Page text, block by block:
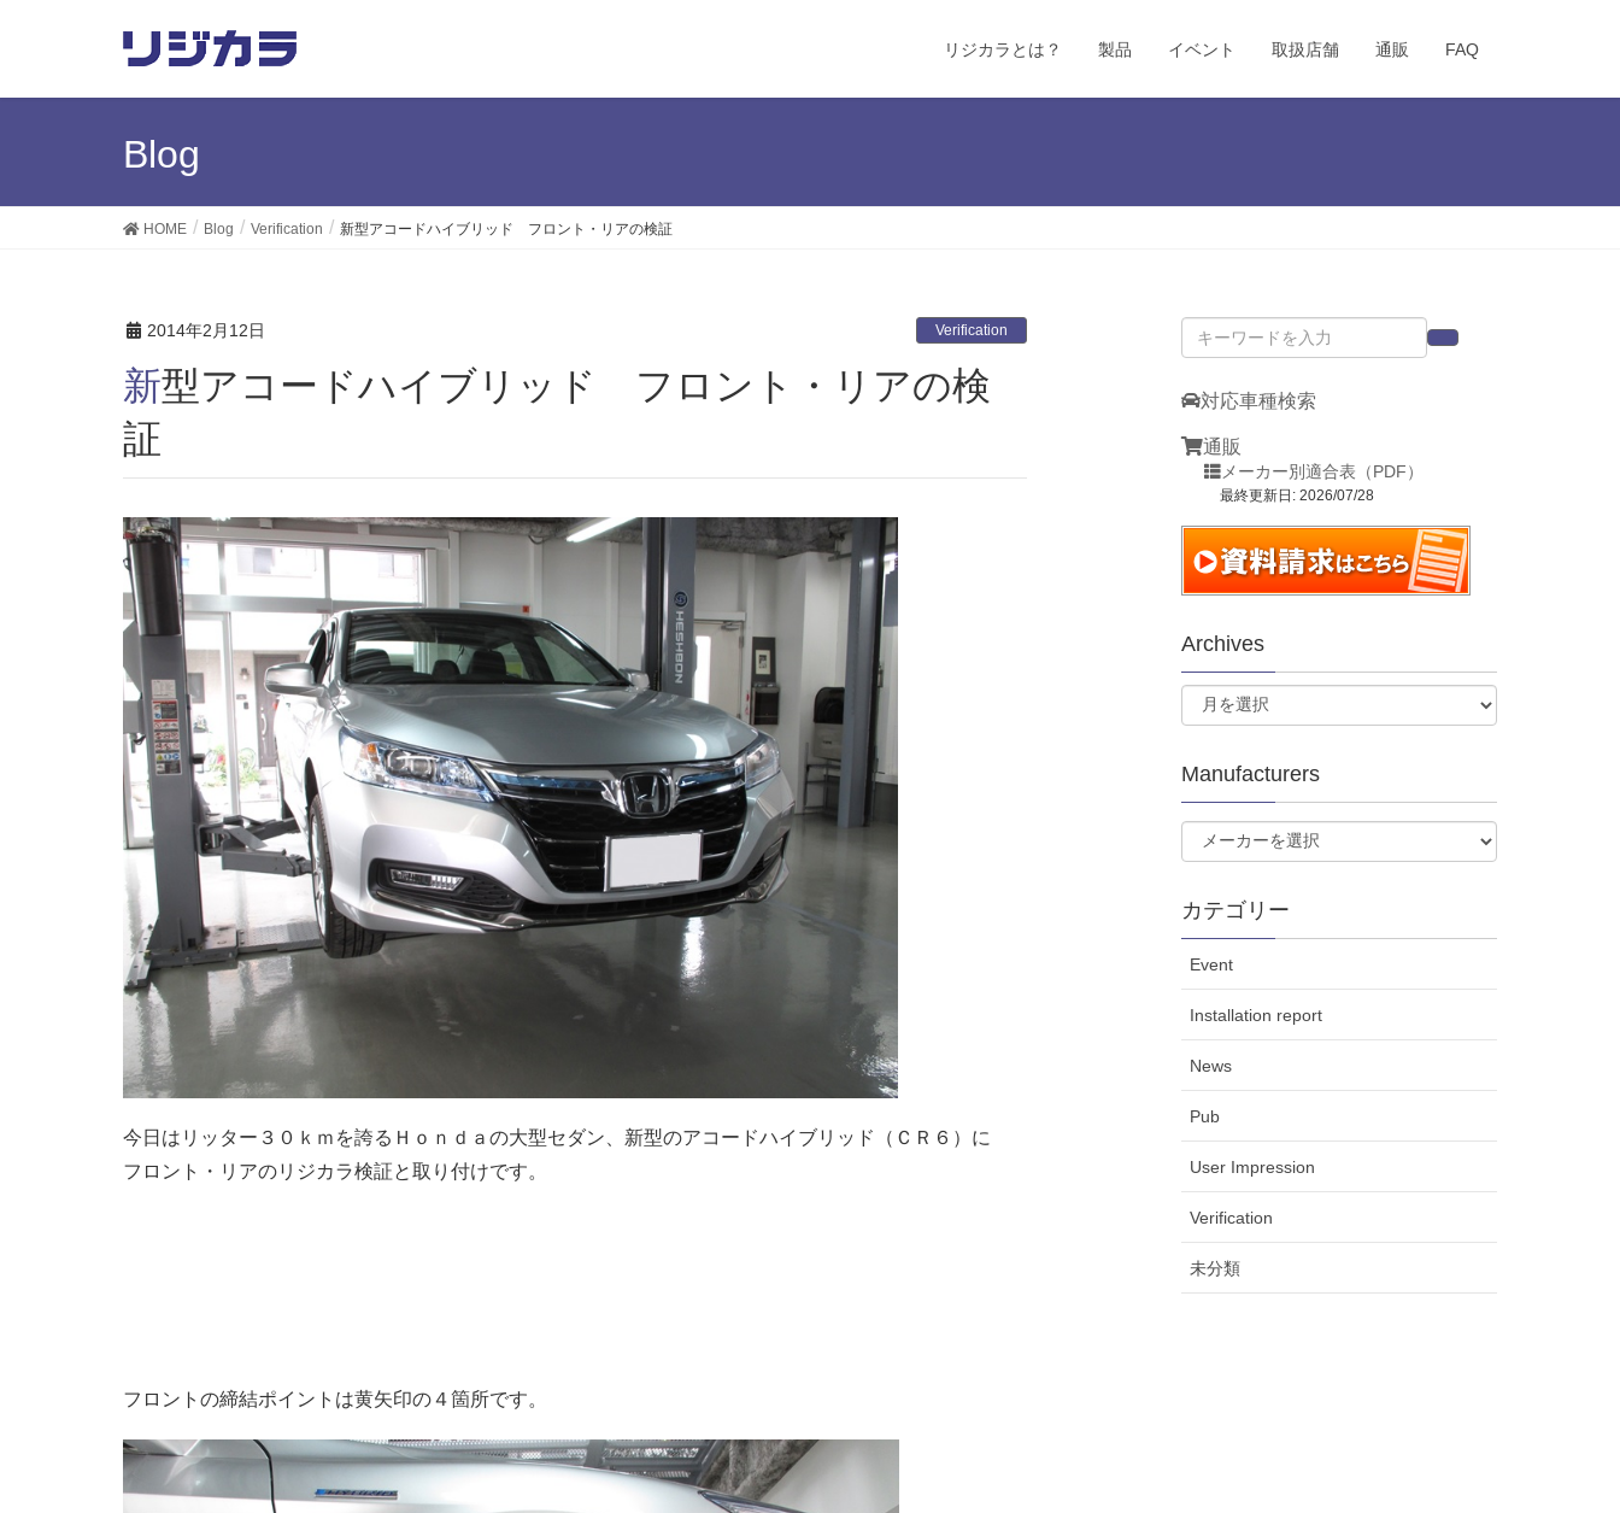
リジカラとは？ 製品 イベント 取扱店舗 通販 FAQ
Blog
HOME Blog Verification 新型アコードハイブリッド フロント・リアの検証
2014年2月12日 Verification
新型アコードハイブリッド フロント・リアの検
証
今日はリッター３０ｋｍを誇るＨｏｎｄａの大型セダン、新型のアコードハイブリッド（ＣＲ６）に
フロント・リアのリジカラ検証と取り付けです。
フロントの締結ポイントは黄矢印の４箇所です。
対応車種検索
通販
メーカー別適合表（PDF）
最終更新日: 2026/07/28
Archives
Manufacturers
カテゴリー
Event
Installation report
News
Pub
User Impression
Verification
未分類